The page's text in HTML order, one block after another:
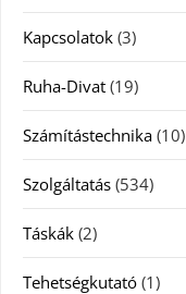
Kapcsolatok (3)
Ruha-Divat (19)
Számítástechnika (10)
Szolgáltatás (534)
Táskák (2)
Tehetségkutató (1)